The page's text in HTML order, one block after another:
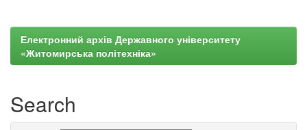
Електронний архів Державного університету
«Житомирська політехніка»
Search